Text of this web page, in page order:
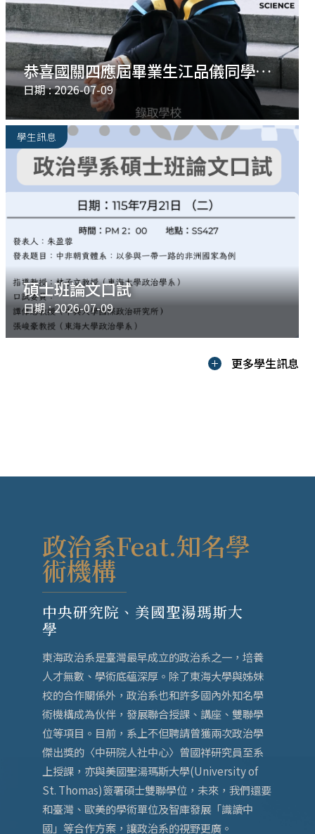
恭喜國關四應屆畢業生江品儀同學，
錄取多所歐洲地區大學的碩士班。
日期 : 2026-07-09
學生訊息
碩士班論文口試
日期 : 2026-07-09
更多學生訊息
政治系Feat.知名學
術機構
中央研究院、美國聖湯瑪斯大
學
東海政治系是臺灣最早成立的政治系之一，培養
人才無數、學術底蘊深厚。除了東海大學與姊妹
校的合作關係外，政治系也和許多國內外知名學
術機構成為伙伴，發展聯合授課、講座、雙聯學
位等項目。目前，系上不但聘請曾獲兩次政治學
傑出獎的〈中研院人社中心〉曾國祥研究員至系
上授課，亦與美國聖湯瑪斯大學(University of
St. Thomas)簽署碩士雙聯學位，未來，我們還要
和臺灣、歐美的學術單位及智庫發展「識讀中
國」等合作方案，讓政治系的視野更廣。